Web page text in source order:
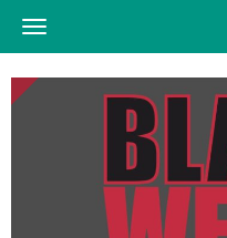
Navigation
ein-/ausblenden